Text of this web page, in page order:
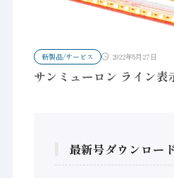
新製品/サービス 2022年5月27日
サンミューロン ライン
最新号ダウンロー